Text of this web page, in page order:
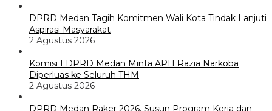
DPRD Medan Tagih Komitmen Wali Kota Tindak Lanjuti
Aspirasi Masyarakat
2 Agustus 2026
Komisi I DPRD Medan Minta APH Razia Narkoba
Diperluas ke Seluruh THM
2 Agustus 2026
DPRD Medan Raker 2026, Susun Program Kerja dan